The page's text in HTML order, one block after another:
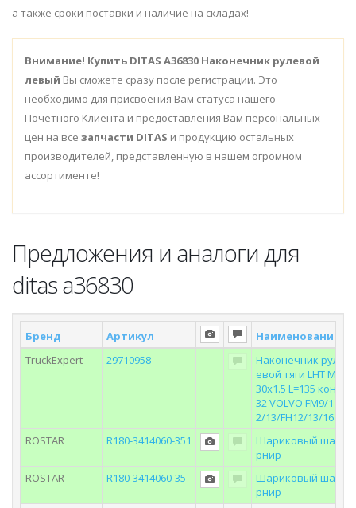
а также сроки поставки и наличие на складах!
Внимание! Купить DITAS A36830 Наконечник рулевой
левый Вы сможете сразу после регистрации. Это
необходимо для присвоения Вам статуса нашего
Почетного Клиента и предоставления Вам персональных
цен на все запчасти DITAS и продукцию остальных
производителей, представленную в нашем огромном
ассортименте!
Предложения и аналоги для
ditas a36830
Бренд Артикул Наименование
TruckExpert
29710958
Наконечник рул
евой тяги LHT M
30x1.5 L=135 кон
32 VOLVO FM9/1
2/13/FH12/13/16
ROSTAR
R180-3414060-351
Шариковый ша
рнир
ROSTAR
R180-3414060-35
Шариковый ша
рнир